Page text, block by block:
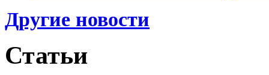
Другие новости
Статьи